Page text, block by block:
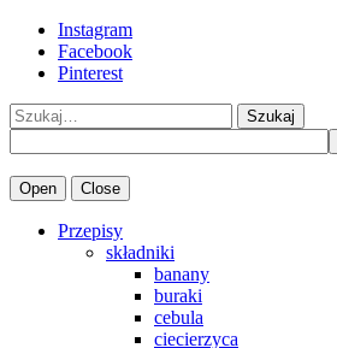
Instagram
Facebook
Pinterest
Szukaj
Open Close
Przepisy
składniki
banany
buraki
cebula
ciecierzyca